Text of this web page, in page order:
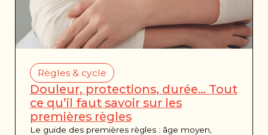
Règles & cycle
Douleur, protections, durée… Tout
ce qu’il faut savoir sur les
premières règles
Le guide des premières règles : âge moyen,